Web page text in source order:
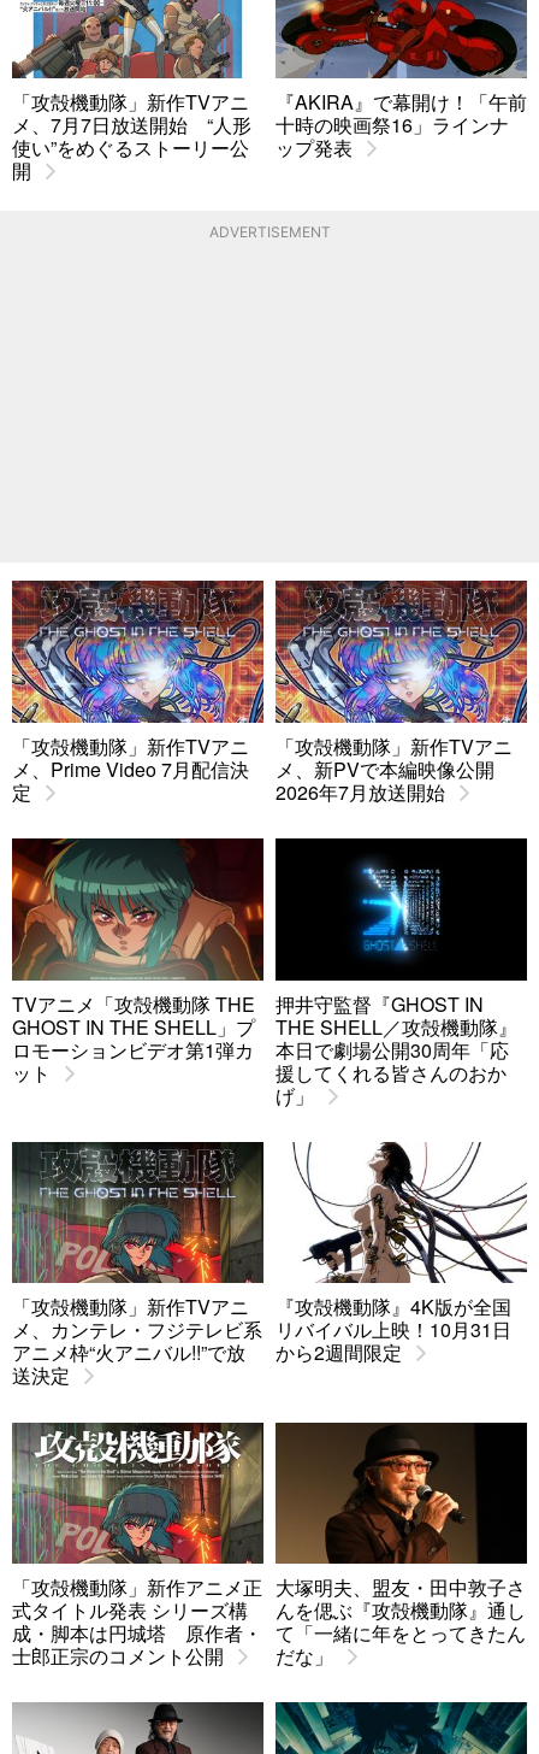
「攻殻機動隊」新作TVアニ
メ、7月7日放送開始 “人形
使い”をめぐるストーリー公
開
『AKIRA』で幕開け！「午前
十時の映画祭16」ラインナ
ップ発表
ADVERTISEMENT
「攻殻機動隊」新作TVアニ
メ、Prime Video 7月配信決
定
「攻殻機動隊」新作TVアニ
メ、新PVで本編映像公開
2026年7月放送開始
TVアニメ「攻殻機動隊 THE
GHOST IN THE SHELL」プ
ロモーションビデオ第1弾カ
ット
押井守監督『GHOST IN
THE SHELL／攻殻機動隊』
本日で劇場公開30周年「応
援してくれる皆さんのおか
げ」
「攻殻機動隊」新作TVアニ
メ、カンテレ・フジテレビ系
アニメ枠“火アニバル!!”で放
送決定
『攻殻機動隊』4K版が全国
リバイバル上映！10月31日
から2週間限定
「攻殻機動隊」新作アニメ正
式タイトル発表 シリーズ構
成・脚本は円城塔 原作者・
士郎正宗のコメント公開
大塚明夫、盟友・田中敦子さ
んを偲ぶ『攻殻機動隊』通し
て「一緒に年をとってきたん
だな」